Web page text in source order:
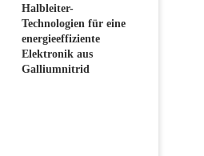
Halbleiter-
Technologien für eine
energieeffiziente
Elektronik aus
Galliumnitrid